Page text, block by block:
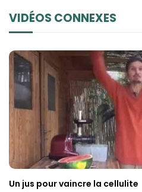
VIDÉOS CONNEXES
Un jus pour vaincre la cellulite